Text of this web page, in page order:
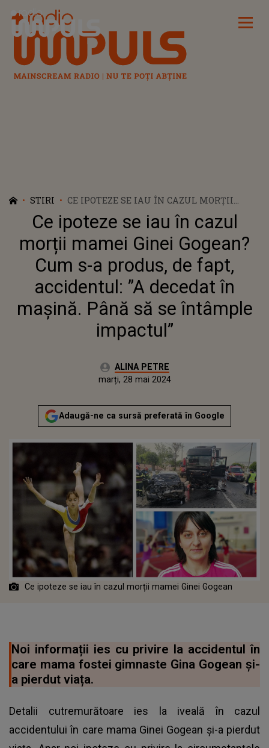
Radio Impuls
STIRI
CE IPOTEZE SE IAU ÎN CAZUL MORȚII
MAMEI GINEI GOGEAN? CUM S-A PRODUS,
DE FAPT, ACCIDENTUL: ”A DECEDAT ÎN
MAŞINĂ. PÂNĂ SĂ SE ÎNTÂMPLE
IMPACTUL”
Ce ipoteze se iau în cazul
morții mamei Ginei Gogean?
Cum s-a produs, de fapt,
accidentul: ”A decedat în
maşină. Până să se întâmple
impactul”
Autor:ALINA PETRE
Publicat:
marți, 28 mai 2024
Adaugă-ne ca sursă preferată în Google
Ce ipoteze se iau în cazul morții mamei Ginei Gogean
Noi informații ies cu privire la accidentul în
care mama fostei gimnaste Gina Gogean și-
a pierdut viața.
Detalii cutremurătoare ies la iveală în cazul
accidentului în care mama Ginei Gogean și-a pierdut